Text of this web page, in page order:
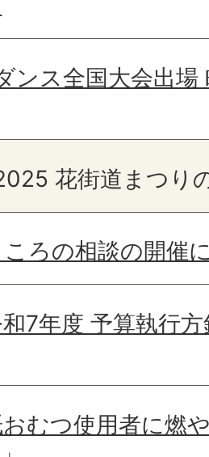
ンス全国大会出場
花街道まつり
ろの相談の開催
7年度 予算執行
むつ使用者に燃